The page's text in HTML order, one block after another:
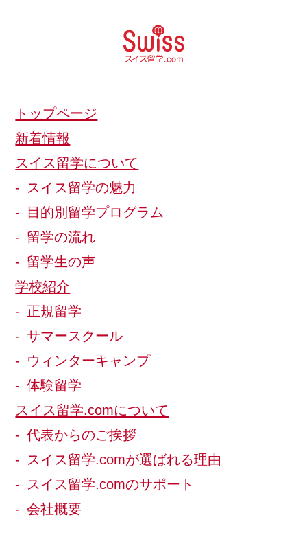
トップページ
新着情報
スイス留学について
スイス留学の魅力
目的別留学プログラム
留学の流れ
留学生の声
学校紹介
正規留学
サマースクール
ウィンターキャンプ
体験留学
スイス留学.comについて
代表からのご挨拶
スイス留学.comが選ばれる理由
スイス留学.comのサポート
会社概要